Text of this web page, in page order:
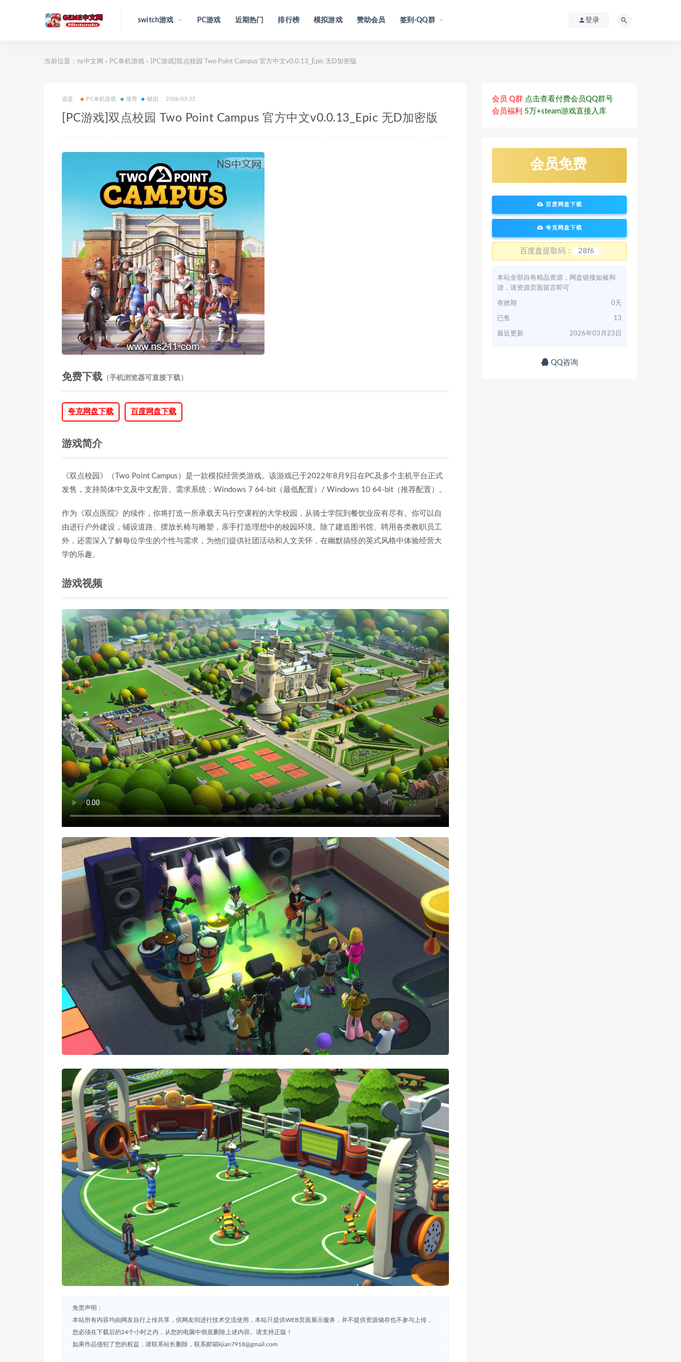
switch游戏 PC游戏 近期热门 排行榜 模拟游戏 赞助会员 签到-QQ群 登录
当前位置： ns中文网 > PC单机游戏 > [PC游戏]双点校园 Two Point Campus 官方中文v0.0.13_Epic 无D加密版
逍遥 PC单机游戏 推荐 模拟 2026-03-23
[PC游戏]双点校园 Two Point Campus 官方中文v0.0.13_Epic 无D加密版
免费下载 （手机浏览器可直接下载）
夸克网盘下载 百度网盘下载
游戏简介
《双点校园》（Two Point Campus）是一款模拟经营类游戏。该游戏已于2022年8月9日在PC及多个主机平台正式
发售，支持简体中文及中文配音。需求系统：Windows 7 64-bit（最低配置）/ Windows 10 64-bit（推荐配置）。
作为《双点医院》的续作，你将打造一所承载天马行空课程的大学校园，从骑士学院到餐饮业应有尽有。你可以自
由进行户外建设，铺设道路、摆放长椅与雕塑，亲手打造理想中的校园环境。除了建造图书馆、聘用各类教职员工
外，还需深入了解每位学生的个性与需求，为他们提供社团活动和人文关怀，在幽默搞怪的英式风格中体验经营大
学的乐趣。
游戏视频
免责声明：
本站所有内容均由网友自行上传共享，供网友间进行技术交流使用，本站只提供WEB页面展示服务，并不提供资源储存也不参与上传，
您必须在下载后的24个小时之内，从您的电脑中彻底删除上述内容。请支持正版！
如果作品侵犯了您的权益，请联系站长删除，联系邮箱kjian7918@gmail.com
会员 Q群 点击查看付费会员QQ群号
会员福利 5万+steam游戏直接入库
会员免费
百度网盘下载
夸克网盘下载
百度盘提取码： 28f6
本站全部自有精品资源，网盘链接如被和
谐，请资源页面留言即可
有效期 0天
已售 13
最近更新 2026年03月23日
QQ咨询